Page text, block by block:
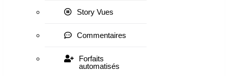
Story Vues
Commentaires
Forfaits
automatisés